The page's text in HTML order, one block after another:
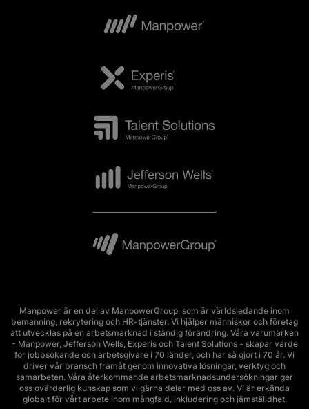
Manpower är en del av ManpowerGroup, som är världsledande inom
bemanning, rekrytering och HR-tjänster. Vi hjälper människor och företag
att utvecklas på en arbetsmarknad i ständig förändring. Våra varumärken
- Manpower, Jefferson Wells, Experis och Talent Solutions - skapar värde
för jobbsökande och arbetsgivare i 70 länder, och har så gjort i 70 år. Vi
driver vår bransch framåt genom innovativa lösningar, verktyg och
samarbeten. Våra återkommande arbetsmarknadsundersökningar ger
oss ovärderlig kunskap som vi gärna delar med oss av. Vi är erkända
globalt för vårt arbete inom mångfald, inkludering och jämställdhet.